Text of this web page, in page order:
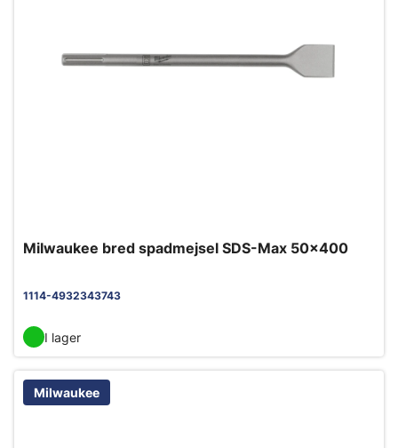
Milwaukee bred spadmejsel SDS-Max 50x400
1114-4932343743
I lager
Milwaukee